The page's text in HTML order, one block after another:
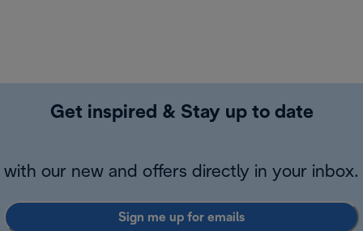
Get inspired & Stay up to date
with our new and offers directly in your inbox.
Sign me up for emails